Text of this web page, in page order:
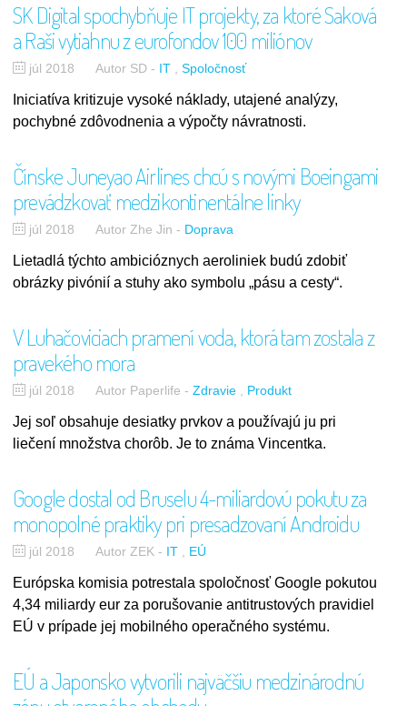
SK Digital spochybňuje IT projekty, za ktoré Saková
a Raši vytiahnu z eurofondov 100 miliónov
júl 2018 Autor SD- IT Spoločnosť
Iniciatíva kritizuje vysoké náklady, utajené analýzy,
pochybné zdôvodnenia a výpočty návratnosti.
Čínske Juneyao Airlines chcú s novými Boeingami
prevádzkovať medzikontinentálne linky
júl 2018 Autor Zhe Jin- Doprava
Lietadlá týchto ambicióznych aeroliniek budú zdobiť
obrázky pivónií a stuhy ako symbolu „pásu a cesty“.
V Luhačoviciach pramení voda, ktorá tam zostala z
pravekého mora
júl 2018 Autor Paperlife-Zdravie Produkt
Jej soľ obsahuje desiatky prvkov a používajú ju pri
liečení množstva chorôb. Je to známa Vincentka.
Google dostal od Bruselu 4-miliardovú pokutu za
monopolné praktiky pri presadzovaní Androidu
júl 2018 Autor ZEK- IT EÚ
Európska komisia potrestala spoločnosť Google pokutou
4,34 miliardy eur za porušovanie antitrustových pravidiel
EÚ v prípade jej mobilného operačného systému.
EÚ a Japonsko vytvorili najväčšiu medzinárodnú